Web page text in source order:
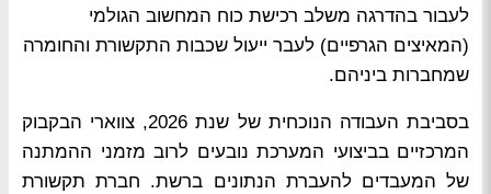
לעבור בהדרגה משלב רכישת כוח המחשוב הגולמי
(המאיצים הגרפיים) לעבר ייעול שכבות התקשורת והחומרה
שמחברות ביניהם.
בסביבת העבודה הנוכחית של שנת 2026, צווארי הבקבוק
המרכזיים בביצועי המערכת נובעים לרוב מזמני ההמתנה
של המעבדים להעברת הנתונים ברשת. חברת תקשורת